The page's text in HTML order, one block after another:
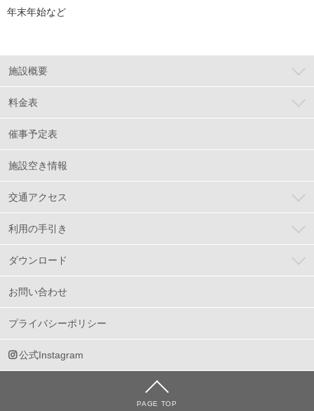
年末年始など
施設概要
料金表
催事予定表
施設空き情報
交通アクセス
利用の手引き
ダウンロード
お問い合わせ
プライバシーポリシー
公式Instagram
PAGE TOP